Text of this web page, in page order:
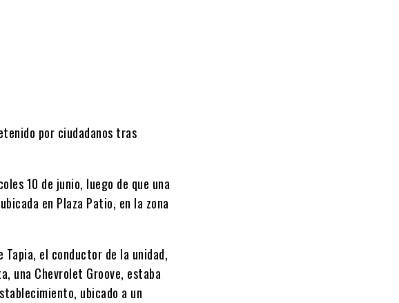
por ciudadanos tras
10 de junio, luego de que una
en Plaza Patio, en la zona
Tapia, el conductor de la unidad,
una Chevrolet Groove, estaba
ubicado a un